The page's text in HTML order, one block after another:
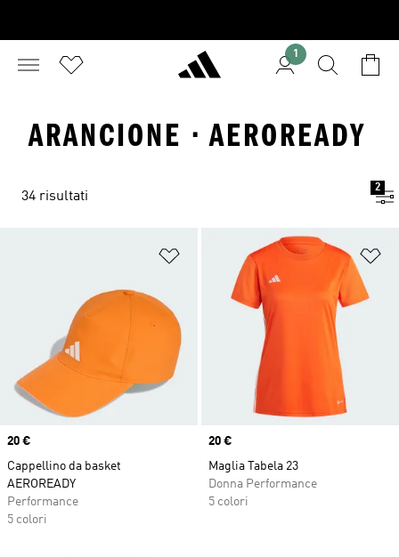
1
ARANCIONE · AEROREADY
34 risultati
2
Aggiungi alla lista dei desideri
Price
20 €
Cappellino da basket
AEROREADY
Performance
5 colori
Price
20 €
Maglia Tabela 23
Donna Performance
5 colori